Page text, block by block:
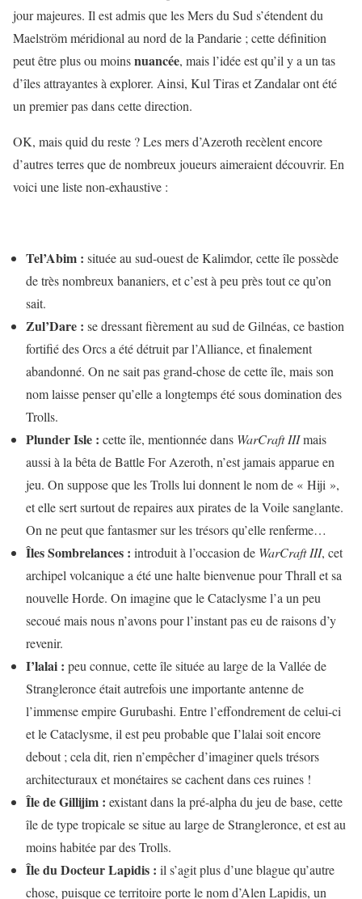
jour majeures. Il est admis que les Mers du Sud s’étendent du
Maelström méridional au nord de la Pandarie ; cette définition
peut être plus ou moinsnuancée, mais l’idée est qu’il y a un tas
d’îles attrayantes à explorer. Ainsi, Kul Tiras et Zandalar ont été
un premier pas dans cette direction.
OK, mais quid du reste ? Les mers d’Azeroth recèlent encore
d’autres terres que de nombreux joueurs aimeraient découvrir. En
voici une liste non-exhaustive :
Tel’Abim : située au sud-ouest de Kalimdor, cette île possède
de très nombreux bananiers, et c’est à peu près tout ce qu’on
sait.
Zul’Dare : se dressant fièrement au sud de Gilnéas, ce bastion
fortifié des Orcs a été détruit par l’Alliance, et finalement
abandonné. On ne sait pas grand-chose de cette île, mais son
nom laisse penser qu’elle a longtemps été sous domination des
Trolls.
Plunder Isle : cette île, mentionnée dans WarCraft IIImais
aussi à la bêta de Battle For Azeroth, n’est jamais apparue en
jeu. On suppose que les Trolls lui donnent le nom de « Hiji »,
et elle sert surtout de repaires aux pirates de la Voile sanglante.
On ne peut que fantasmer sur les trésors qu’elle renferme…
Îles Sombrelances : introduit à l’occasion de WarCraft III, cet
archipel volcanique a été une halte bienvenue pour Thrall et sa
nouvelle Horde. On imagine que le Cataclysme l’a un peu
secoué mais nous n’avons pour l’instant pas eu de raisons d’y
revenir.
I’lalai : peu connue, cette île située au large de la Vallée de
Strangleronce était autrefois une importante antenne de
l’immense empire Gurubashi. Entre l’effondrement de celui-ci
et le Cataclysme, il est peu probable que I’lalai soit encore
debout ; cela dit, rien n’empêcher d’imaginer quels trésors
architecturaux et monétaires se cachent dans ces ruines !
Île de Gillijim : existant dans la pré-alpha du jeu de base, cette
île de type tropicale se situe au large de Strangleronce, et est au
moins habitée par des Trolls.
Île du Docteur Lapidis : il s’agit plus d’une blague qu’autre
chose, puisque ce territoire porte le nom d’Alen Lapidis, un